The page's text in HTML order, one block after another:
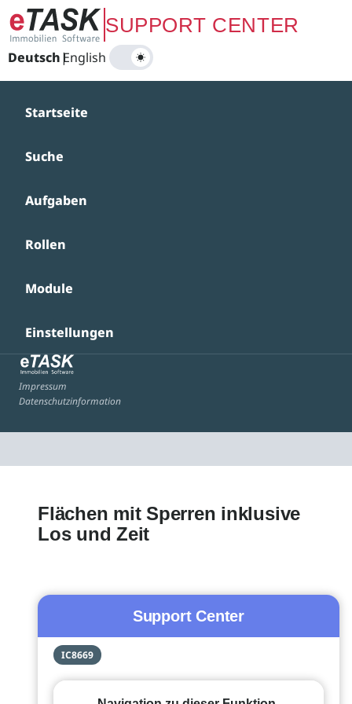
Zum Hauptinhalt springenSUPPORT CENTER
Deutsch|
English
Startseite
Suche
Aufgaben
Rollen
Module
Einstellungen
Impressum
Datenschutzinformation
Flächen mit Sperren inklusive
Los und Zeit
Support Center
IC8669